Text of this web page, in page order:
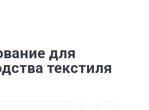
для
текстиля